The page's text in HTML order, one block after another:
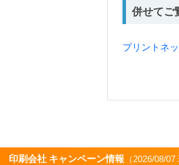
併せてご
プリントネ
印刷会社 キャンペーン情報 （2026/08/07